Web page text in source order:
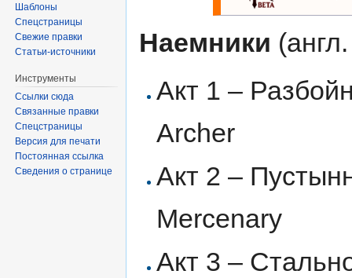
Наемники
Акт 1 –
Archer
Акт 2 –
Mercenary
Акт 3 –
Шаблоны
Спецстраницы
Свежие правки
Статьи-источники
Инструменты
Ссылки сюда
Связанные правки
Спецстраницы
Версия для печати
Постоянная ссылка
Сведения о странице